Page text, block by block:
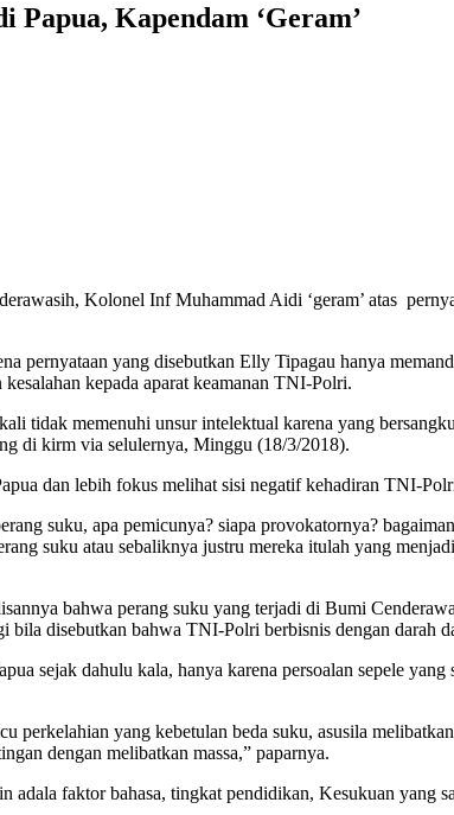
Kapendam ‘Geram’
Kolonel Inf Muhammad Aidi ‘geram’ atas
pernyataan yang disebutkan Elly Tipagau hanya
kepada aparat keamanan TNI-Polri.
tidak memenuhi unsur intelektual karena yang
di kirm via selulernya, Minggu (18/3/2018).
dan lebih fokus melihat sisi negatif kehadiran TNI-
suku, apa pemicunya? siapa provokatornya?
suku atau sebaliknya justru mereka itulah yang
bahwa perang suku yang terjadi di Bumi
bila disebutkan bahwa TNI-Polri berbisnis dengan darah
sejak dahulu kala, hanya karena persoalan sepele
perkelahian yang kebetulan beda suku, asusila
dengan melibatkan massa,” paparnya.
faktor bahasa, tingkat pendidikan, Kesukuan yang